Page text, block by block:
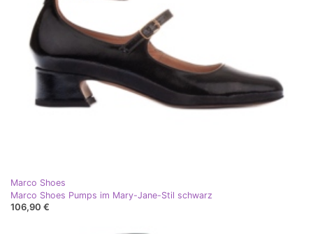
Marco Shoes
Marco Shoes Pumps im Mary-Jane-Stil schwarz
106,90 €